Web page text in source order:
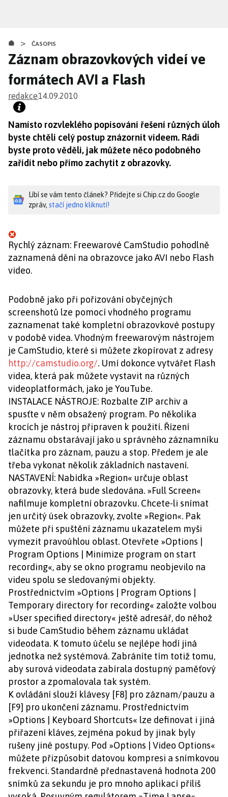
obsahu
> ČASOPIS
Záznam obrazovkových videí ve
formátech AVI a Flash
redakce14.09.2010
Namísto rozvleklého popisování řešení různých úloh
byste chtěli celý postup znázornit videem. Rádi
byste proto věděli, jak můžete něco podobného
zařídit nebo přímo zachytit z obrazovky.
Líbí se vám tento článek? Přidejte si Chip.cz do Google
zpráv, stačí jedno kliknutí!
Rychlý záznam: Freewarové CamStudio pohodlně
zaznamená dění na obrazovce jako AVI nebo Flash
video.
Podobně jako při pořizování obyčejných
screenshotů lze pomocí vhodného programu
zaznamenat také kompletní obrazovkové postupy
v podobě videa. Vhodným freewarovým nástrojem
je CamStudio, které si můžete zkopírovat z adresy
http://camstudio.org/. Umí dokonce vytvářet Flash
videa, která pak můžete vystavit na různých
videoplatformách, jako je YouTube.
INSTALACE NÁSTROJE: Rozbalte ZIP archiv a
spusťte v něm obsažený program. Po několika
krocích je nástroj připraven k použití. Řízení
záznamu obstarávají jako u správného záznamníku
tlačítka pro záznam, pauzu a stop. Předem je ale
třeba vykonat několik základních nastavení.
NASTAVENÍ: Nabídka »Region« určuje oblast
obrazovky, která bude sledována. »Full Screen«
nafilmuje kompletní obrazovku. Chcete-li snímat
jen určitý úsek obrazovky, zvolte »Region«. Pak
můžete při spuštění záznamu ukazatelem myši
vymezit pravoúhlou oblast. Otevřete »Options |
Program Options | Minimize program on start
recording«, aby se okno programu neobjevilo na
videu spolu se sledovanými objekty.
Prostřednictvím »Options | Program Options |
Temporary directory for recording« založte volbou
»User specified directory« ještě adresář, do něhož
si bude CamStudio během záznamu ukládat
videodata. K tomuto účelu se nejlépe hodí jiná
jednotka než systémová. Zabráníte tím totiž tomu,
aby surová videodata zabírala dostupný paměťový
prostor a zpomalovala tak systém.
K ovládání slouží klávesy [F8] pro záznam/pauzu a
[F9] pro ukončení záznamu. Prostřednictvím
»Options | Keyboard Shortcuts« lze definovat i jiná
přiřazení kláves, zejména pokud by jinak byly
rušeny jiné postupy. Pod »Options | Video Options«
můžete přizpůsobit datovou kompresi a snímkovou
frekvenci. Standardně přednastavená hodnota 200
snímků za sekundu je pro mnoho aplikací příliš